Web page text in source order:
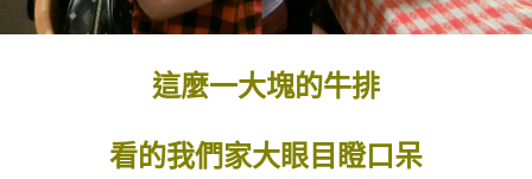
這麼一大塊的牛排
看的我們家大眼目瞪口呆